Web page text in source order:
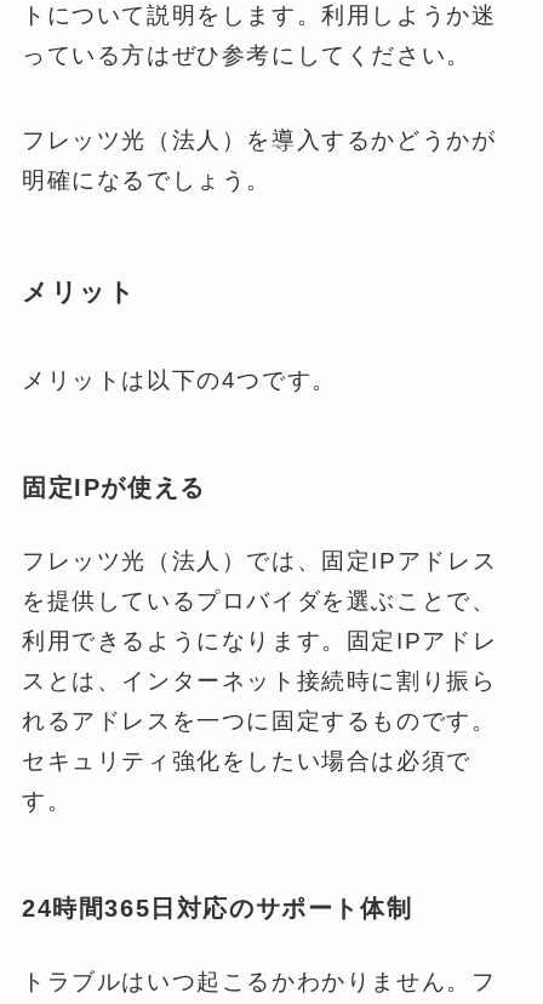
トについて説明をします。利用しようか迷
っている方はぜひ参考にしてください。
フレッツ光（法人）を導入するかどうかが
明確になるでしょう。
メリット
メリットは以下の4つです。
固定IPが使える
フレッツ光（法人）では、固定IPアドレス
を提供しているプロバイダを選ぶことで、
利用できるようになります。固定IPアドレ
スとは、インターネット接続時に割り振ら
れるアドレスを一つに固定するものです。
セキュリティ強化をしたい場合は必須で
す。
24時間365日対応のサポート体制
トラブルはいつ起こるかわかりません。フ